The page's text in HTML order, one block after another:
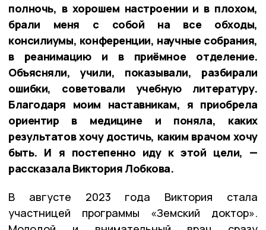
полночь, в хорошем настроении и в плохом,
брали меня с собой на все обходы,
консилиумы, конференции, научные собрания,
в реанимацию и в приёмное отделение.
Объясняли, учили, показывали, разбирали
ошибки, советовали учебную литературу.
Благодаря моим наставникам, я приобрела
ориентир в медицине и поняла, каких
результатов хочу достичь, каким врачом хочу
быть. И я постепенно иду к этой цели, —
рассказала Виктория Лобкова.
В августе 2023 года Виктория стала
участницей программы «Земский доктор».